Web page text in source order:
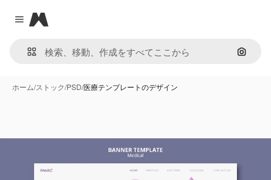
Close menu
Magnific
画像で
ホーム/ストック/PSD/医療テンプレートのデザイン